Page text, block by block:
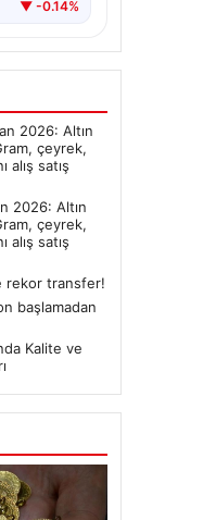
▼ -0.14%
2026: Altın
çeyrek,
alış satış
2026: Altın
çeyrek,
alış satış
rekor transfer!
başlamadan
Kalite ve